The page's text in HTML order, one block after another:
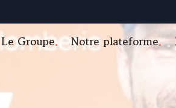
Le Groupe Notre plateforme